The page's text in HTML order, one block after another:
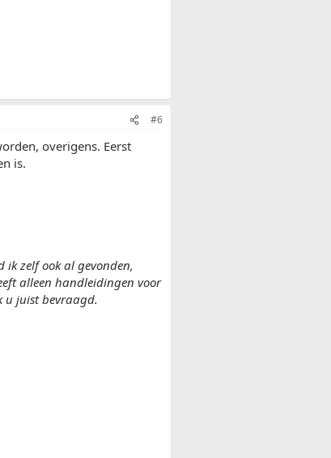
#6
overigens. Eerst
is.
zelf ook al gevonden,
alleen handleidingen voor
u juist bevraagd.